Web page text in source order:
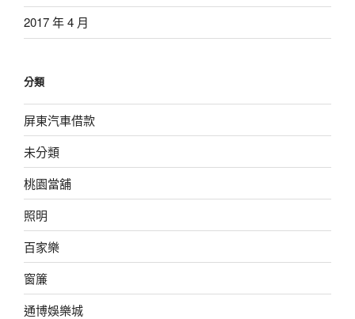
2017 年 4 月
分類
屏東汽車借款
未分類
桃園當舖
照明
百家樂
窗簾
通博娛樂城